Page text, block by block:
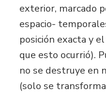
exterior, marcado
espacio-
posición exacta y
que esto ocurrió).
no se destruye en
(solo se